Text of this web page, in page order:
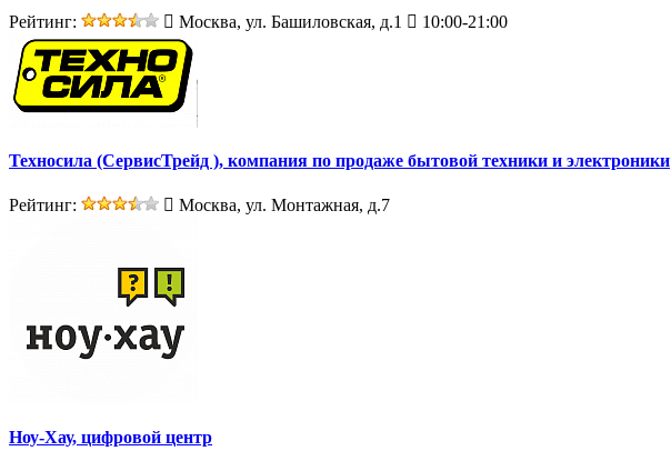
Рейтинг: Москва, ул. Башиловская, д.1 10:00-21:00
Техносила (СервисТрейд ), компания по продаже бытовой техники и электроники
Рейтинг: Москва, ул. Монтажная, д.7
Ноу-Хау, цифровой центр